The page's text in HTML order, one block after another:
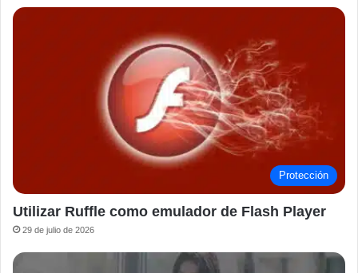
Protección
Utilizar Ruffle como emulador de Flash Player
29 de julio de 2026